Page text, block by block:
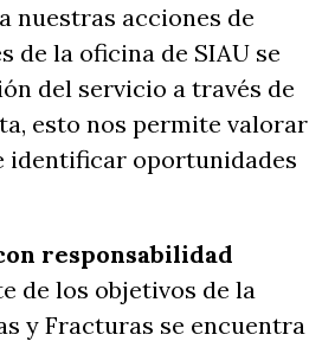
nuestras acciones de
de la oficina de SIAU se
del servicio a través de
esto nos permite valorar
identificar oportunidades
responsabilidad
de los objetivos de la
y Fracturas se encuentra